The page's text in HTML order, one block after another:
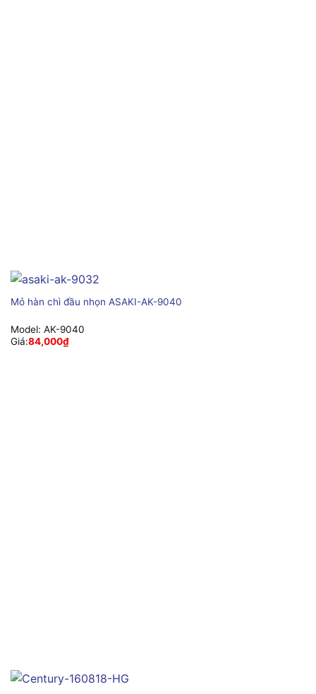
Mỏ hàn chì đầu nhọn ASAKI-AK-9040
Model: AK-9040
Giá:84,000₫